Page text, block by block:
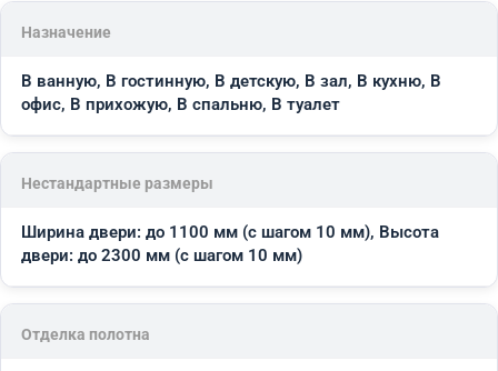
Назначение
В ванную, В гостинную, В детскую, В зал, В кухню, В
офис, В прихожую, В спальню, В туалет
Нестандартные размеры
Ширина двери: до 1100 мм (с шагом 10 мм), Высота
двери: до 2300 мм (с шагом 10 мм)
Отделка полотна